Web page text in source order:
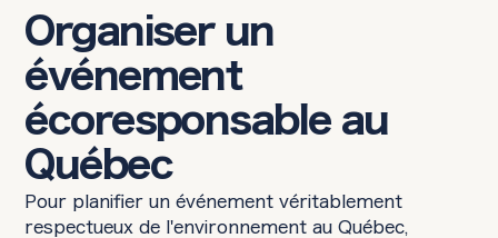
Organiser un
événement
écoresponsable au
Québec
Pour planifier un événement véritablement
respectueux de l'environnement au Québec,